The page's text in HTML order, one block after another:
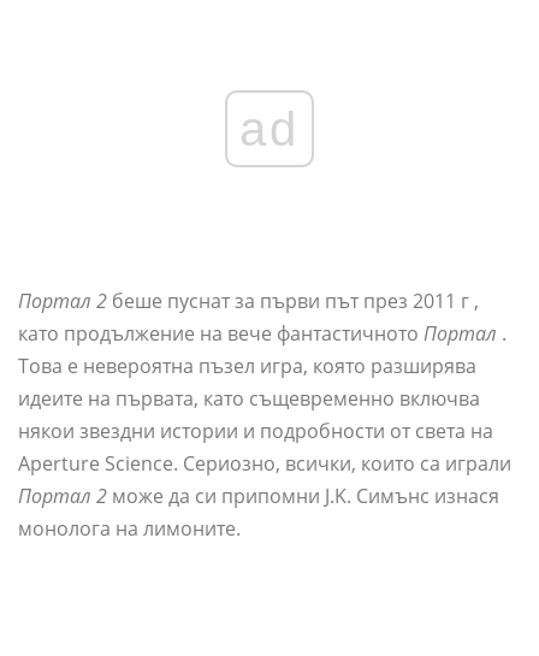
ad
Портал 2 беше пуснат за първи път през 2011 г ,
като продължение на вече фантастичното Портал .
Това е невероятна пъзел игра, която разширява
идеите на първата, като същевременно включва
някои звездни истории и подробности от света на
Aperture Science. Сериозно, всички, които са играли
Портал 2 може да си припомни J.K. Симънс изнася
монолога на лимоните.